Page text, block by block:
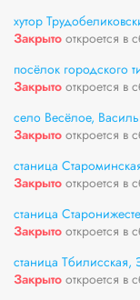
хутор
Закрыто откроется в
посёлок городского
Закрыто откроется в
село Весёлое,
Закрыто откроется в
станица
Закрыто откроется в
станица
Закрыто откроется в
станица Тбилисская,
Закрыто откроется в